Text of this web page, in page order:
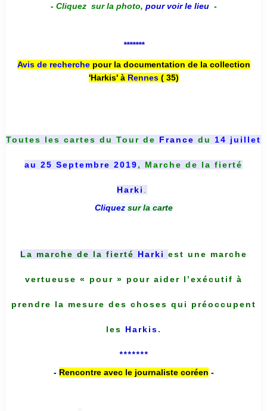
- Cliquez sur la photo, pour voir le lieu -
*******
Avis de recherche pour la documentation de la collection
'Harkis' à Rennes( 35)
Toutes les cartes du Tour de France du 14 juillet
au 25 Septembre 2019, Marche de la fierté
Harki .
Cliquez sur la carte
La marche de la fierté Harki est une marche
vertueuse « pour » pour aider l’exécutif à
prendre la mesure des choses qui préoccupent
les Harkis.
*******
- Rencontre avec le journaliste coréen -